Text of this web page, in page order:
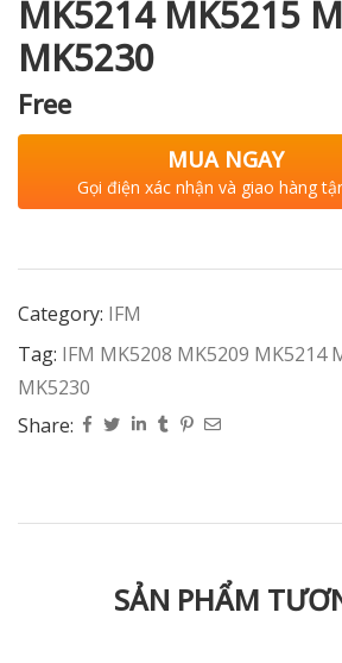
MK5214 MK5215
MK5230
Free
MUA NGAY
Gọi điện xác nhận và giao hàng
Category: IFM
Tag: IFM MK5208 MK5209 MK5214
MK5230
Share:
SẢN PHẨM